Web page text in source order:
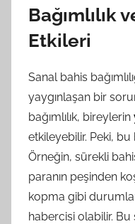
Bağımlılık
Etkileri
Sanal bahis
yaygınlaşan bir
bağımlılık, bireylerin
etkileyebilir. Peki, bu
Örneğin, sürekli
paranın peşinden
kopma gibi
habercisi olabilir.